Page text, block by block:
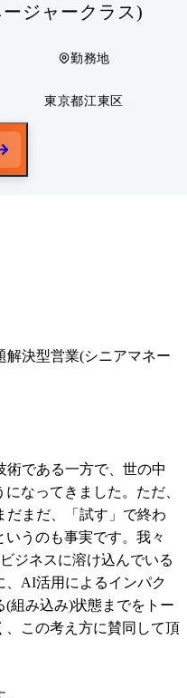
ジャークラス)
勤務地
東京都江東区
決型営業(シニアマネー
である一方で、世の中
なってきました。ただ、
だまだ、「試す」で終わ
うのも事実です。我々
ジネスに溶け込んでいる
、AI活用によるインパク
(組み込み)状態までをトー
、この考え方に賛同して頂